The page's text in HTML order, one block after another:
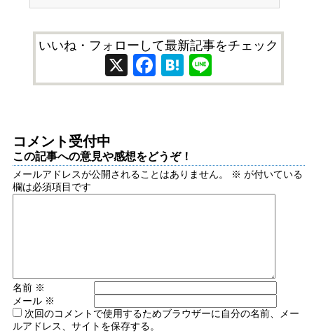
いいね・フォローして最新記事をチェック
X Facebook
Hatena
コメント受付中
この記事への意見や感想をどうぞ！
メールアドレスが公開されることはありません。 ※ が付いている
欄は必須項目です
名前 ※
メール ※
次回のコメントで使用するためブラウザーに自分の名前、メー
ルアドレス、サイトを保存する。